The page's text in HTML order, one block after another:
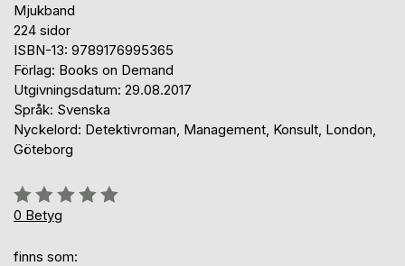
Mjukband
224 sidor
ISBN-13: 9789176995365
Förlag: Books on Demand
Utgivningsdatum: 29.08.2017
Språk: Svenska
Nyckelord: Detektivroman, Management, Konsult, London,
Göteborg
Betyg::
0%
0 Betyg
finns som: